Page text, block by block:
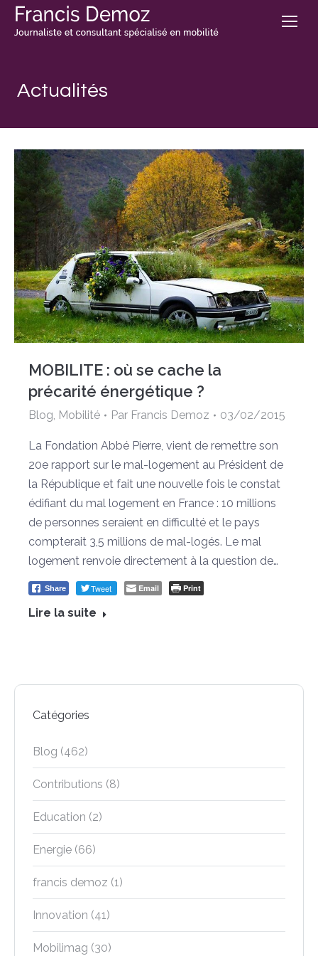
MOBILITE : où se cache la
précarité énergétique ?
Blog, Mobilité Par Francis Demoz 03/02/2015
La Fondation Abbé Pierre, vient de remettre son
20e rapport sur le mal-logement au Président de
la République et fait une nouvelle fois le constat
édifiant du mal logement en France : 10 millions
de personnes seraient en difficulté et le pays
compterait 3,5 millions de mal-logés. Le mal
logement renvoie directement à la question de…
Share Tweet Email Print
Lire la suite
Catégories
Blog (462)
Contributions (8)
Education (2)
Energie (66)
francis demoz (1)
Innovation (41)
Mobilimag (30)